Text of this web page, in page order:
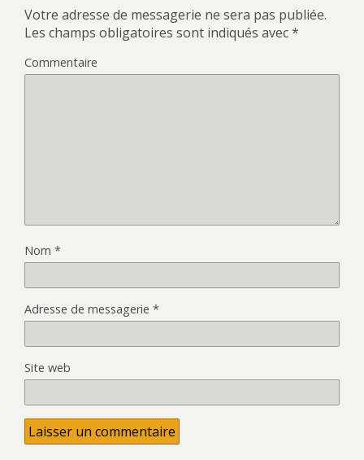
Votre adresse de messagerie ne sera pas publiée.
Les champs obligatoires sont indiqués avec*
Commentaire
Nom *
Adresse de messagerie *
Site web